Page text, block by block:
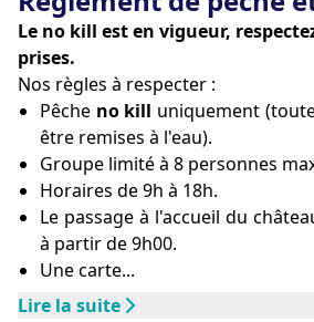
Cheptel : sandres, perches,
cm).
Règlement : pêche no-kill
carpe et de nuit interdite,
bateaux motorisés interdits.
Techniques autorisées : pêche
bouchon.
Nous disposons par ailleurs de
location, au tarif de 20,00 € par
Services inclus :
ménage
Le no kill est en vigueur,
prises.
Nos règles à respecter :
Pêche no kill uniquement
être remises à l'eau).
Groupe limité à 8 personnes
Horaires de 9h à 18h.
Le passage à l'accueil du
à partir de 9h00.
Une carte...
Lire la suite